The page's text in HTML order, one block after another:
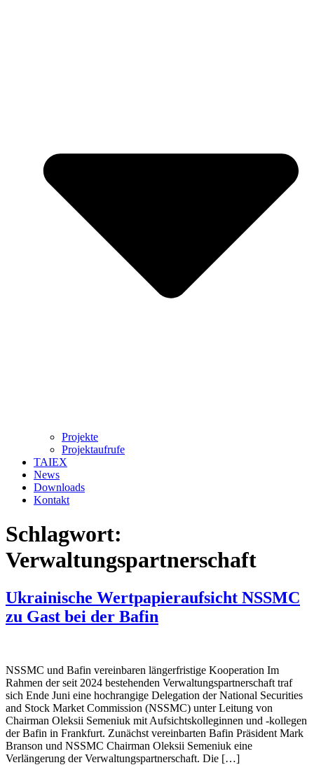
Projekte
Projektaufrufe
TAIEX
News
Downloads
Kontakt
Schlagwort:
Verwaltungspartnerschaft
Ukrainische Wertpapieraufsicht NSSMC
zu Gast bei der Bafin
NSSMC und Bafin vereinbaren längerfristige Kooperation Im
Rahmen der seit 2024 bestehenden Verwaltungspartnerschaft traf
sich Ende Juni eine hochrangige Delegation der National Securities
and Stock Market Commission (NSSMC) unter Leitung von
Chairman Oleksii Semeniuk mit Aufsichtskolleginnen und -kollegen
der Bafin in Frankfurt. Zunächst vereinbarten Bafin Präsident Mark
Branson und NSSMC Chairman Oleksii Semeniuk eine
Verlängerung der Verwaltungspartnerschaft. Die […]